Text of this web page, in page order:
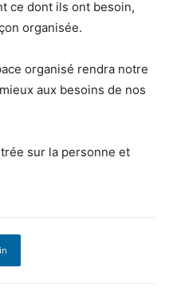
ce dont ils ont besoin,
organisée.
organisé rendra notre
aux besoins de nos
sur la personne et